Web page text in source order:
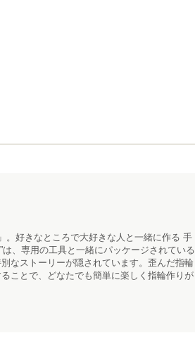
。好きなところで大好きな人と一緒に作る 手
、専用の工具と一緒にパッケージされている
なストーリーが隠されています。歪んだ指輪
ことで、どなたでも簡単に楽しく指輪作りが